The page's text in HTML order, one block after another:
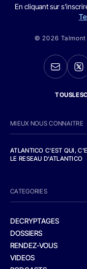
En cliquant sur
© 2026
MIEUX NOUS CONNAITRE
ATLANTICO C'EST QUI,
LE RESEAU D'ATLANTICO
CATEGORIES
DECRYPTAGES
DOSSIERS
RENDEZ-VOUS
VIDEOS